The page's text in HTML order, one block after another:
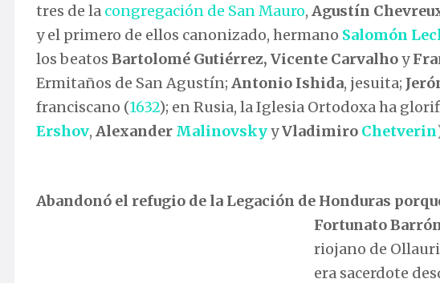
tres de la congregación de San Mauro, Agustín
y el primero de ellos canonizado, hermano Salomón
los beatos Bartolomé Gutiérrez, Vicente Carvalhoy
Ermitaños de San Agustín; Antonio Ishida, jesuita;
franciscano (1632); en Rusia, la Iglesia Ortodoxa ha
Ershov, Alexander MalinovskyyVladimiro Chetverin
Abandonó el refugio de la Legación de Honduras
Fortunato
riojano de
era sacerdote